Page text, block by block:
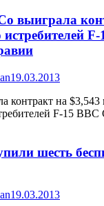
выиграла
19.03.2013
контракт на $3,543
F-15 ВВС
шесть
19.03.2013